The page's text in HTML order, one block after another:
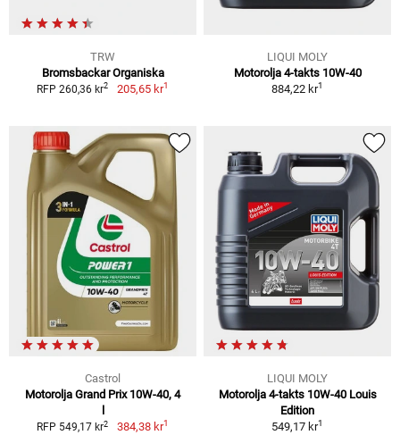
TRW
Bromsbackar Organiska
RFP 260,36 kr2 205,65 kr1
LIQUI MOLY
Motorolja 4-takts 10W-40
884,22 kr1
Castrol
Motorolja Grand Prix 10W-40, 4
RFP 549,17 kr2 384,38 kr1
LIQUI MOLY
Motorolja 4-takts 10W-40 Louis
Edition
549,17 kr1